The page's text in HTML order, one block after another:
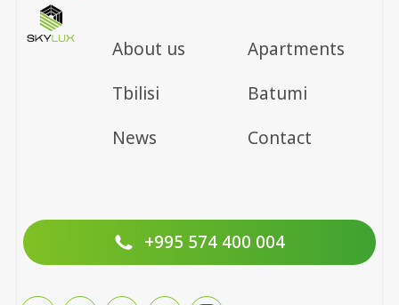
About us
Apartments
Tbilisi
Batumi
News
Contact
+995 574 400 004